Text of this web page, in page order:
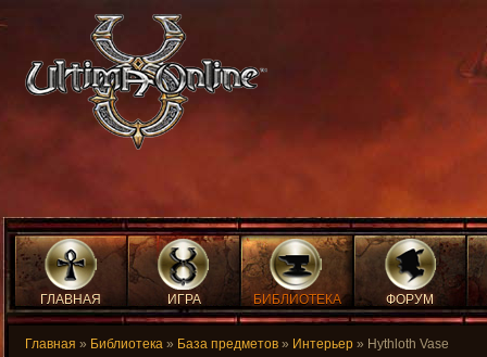
ГЛАВНАЯ ИГРА БИБЛИОТЕКА ФОРУМ
Главная » Библиотека » База предметов » Интерьер » Hythloth Vase